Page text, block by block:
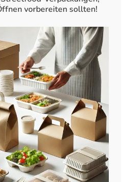
vorbereiten sollten!